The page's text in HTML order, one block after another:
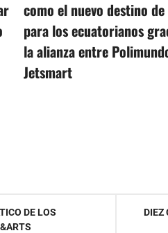
como el nuevo destino de
para los ecuatorianos
la alianza entre
Jetsmart
DE LOS
DIEZ